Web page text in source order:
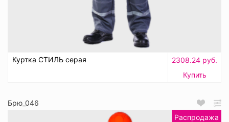
Куртка СТИЛЬ серая
2308.24 руб.
Купить
Брю_046
Распродажа